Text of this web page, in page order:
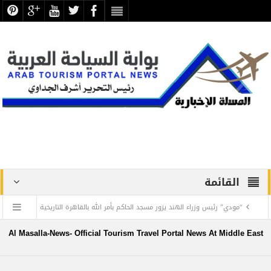
القائمة
“مودي” رئيس وزراء الهند يزور مسجد الحاكم بأمر الله بالقاهرة التاريخية
رئيس البعثة الرسمية للحج يتفقد مقر بعثة السياحة وفنادق الحجاج
Al Masalla-News- Official Tourism Travel Portal News At Middle East